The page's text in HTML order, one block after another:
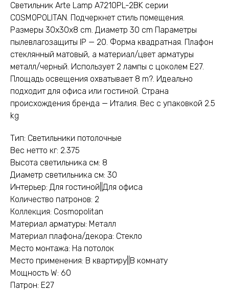
Светильник Arte Lamp A7210PL-2BK серии
COSMOPOLITAN. Подчеркнет стиль помещения.
Размеры 30x30x8 cm. Диаметр 30 cm Параметры
пылевлагозащиты IP — 20. Форма квадратная. Плафон
стеклянный матовый, а материал/цвет арматуры
металл/черный. Использует 2 лампы с цоколем E27.
Площадь освещения охватывает 8 m?. Идеально
подходит для офиса или гостиной. Страна
происхождения бренда — Италия. Вес с упаковкой 2.5
kg
Тип: Светильники потолочные
Вес нетто кг: 2.375
Высота светильника см: 8
Диаметр светильника см: 30
Интерьер: Для гостиной||Для офиса
Количество патронов: 2
Коллекция: Cosmopolitan
Материал арматуры: Металл
Материал плафона/декора: Стекло
Место монтажа: На потолок
Место применения: В квартиру||В комнату
Мощность W: 60
Патрон: E27